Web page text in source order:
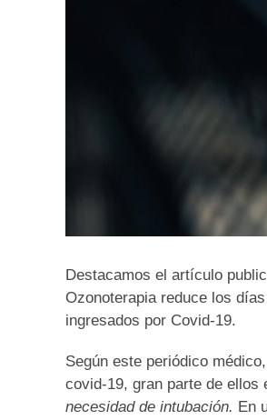
Destacamos el artículo
Ozonoterapiareduce los días
ingresados por Covid-19.
Según este periódico
covid-19, gran parte de ellos
necesidad de intubación. En